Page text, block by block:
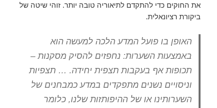
את החוקים כדי להתקדם לתיאוריה טובה יותר. זוהי שיטה של
ביקורת רציונאלית.
האופן בו פועל המדע הלכה למעשה הוא
באמצעות השערות: נחפזים להסיק מסקנות –
תכופות אף בעקבות תצפית יחידה. … תצפיות
וניסויים נשנים מתפקדים במדע כמבחנים של
השערותינו או של ההיפותזות שלנו, כלומר